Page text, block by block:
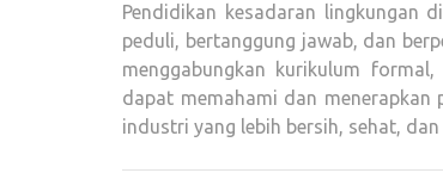
Pendidikan kesadaran lingkungan
peduli, bertanggung jawab, dan
menggabungkan kurikulum
dapat memahami dan
industri yang lebih bersih, sehat,